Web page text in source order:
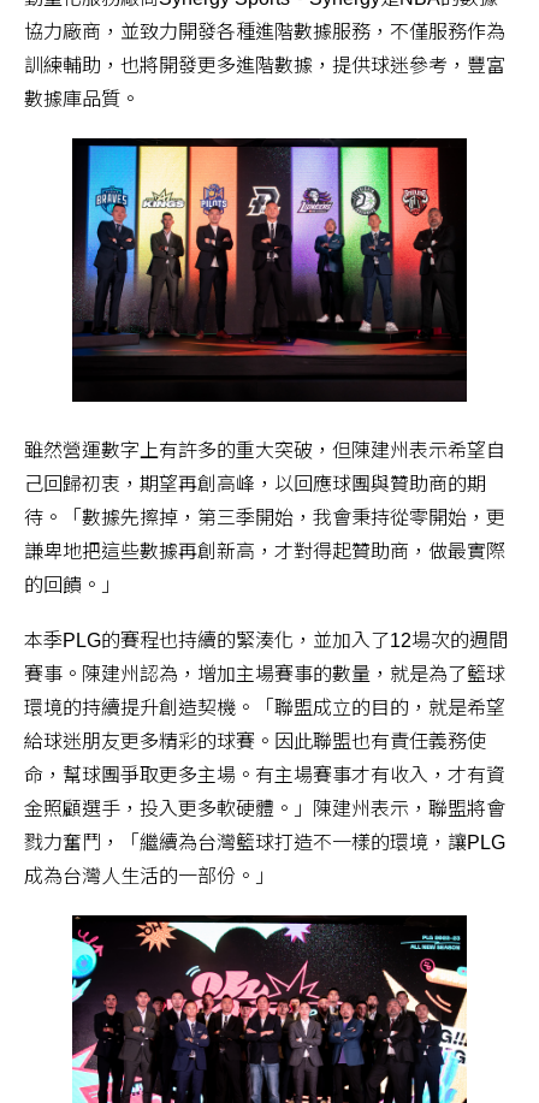
協力廠商，並致力開發各種進階數據服務，不僅服務作為
訓練輔助，也將開發更多進階數據，提供球迷參考，豐富
數據庫品質。
雖然營運數字上有許多的重大突破，但陳建州表示希望自
己回歸初衷，期望再創高峰，以回應球團與贊助商的期
待。「數據先擦掉，第三季開始，我會秉持從零開始，更
謙卑地把這些數據再創新高，才對得起贊助商，做最實際
的回饋。」
本季PLG的賽程也持續的緊湊化，並加入了12場次的週間
賽事。陳建州認為，增加主場賽事的數量，就是為了籃球
環境的持續提升創造契機。「聯盟成立的目的，就是希望
給球迷朋友更多精彩的球賽。因此聯盟也有責任義務使
命，幫球團爭取更多主場。有主場賽事才有收入，才有資
金照顧選手，投入更多軟硬體。」陳建州表示，聯盟將會
戮力奮鬥，「繼續為台灣籃球打造不一樣的環境，讓PLG
成為台灣人生活的一部份。」